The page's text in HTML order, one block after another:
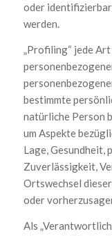
oder
werden.
„Profiling“ jede
bestimmte
natürliche Person
um Aspekte
Lage, Gesundheit,
Zuverlässigkeit,
Ortswechsel
oder
Als